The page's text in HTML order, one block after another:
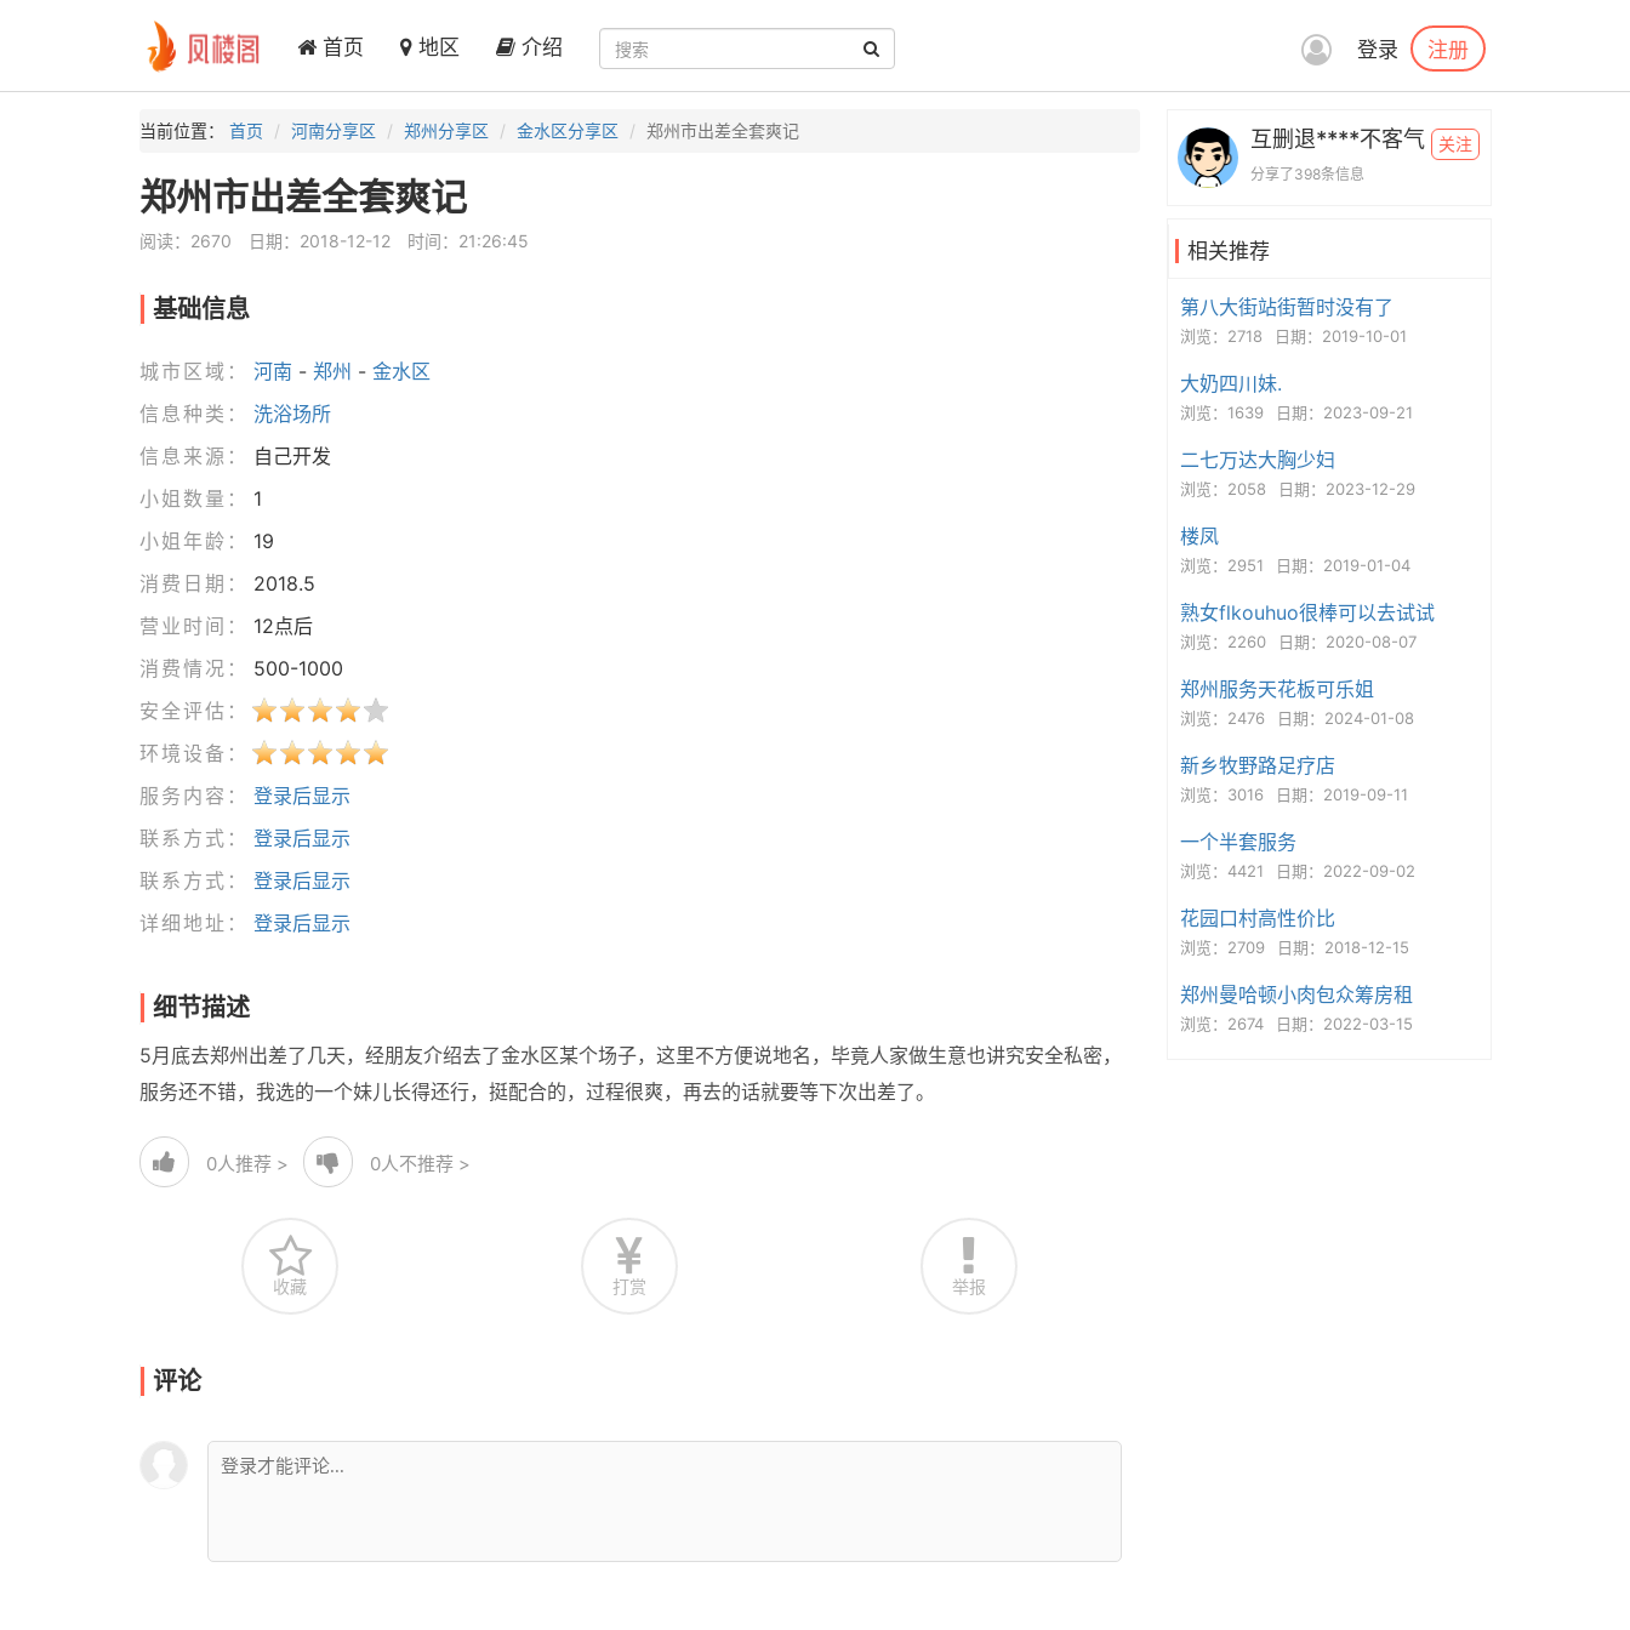
首页 地区 介绍 登录 注册
当前位置： 首页 河南分享区 郑州分享区 金水区分享区 郑州市出差全套爽记
郑州市出差全套爽记
阅读：2670 日期：2018-12-12 时间：21:26:45
基础信息
城市区域： 河南 - 郑州 - 金水区
信息种类：
洗浴场所
信息来源：
自己开发
小姐数量：
1
小姐年龄：
19
消费日期：
2018.5
营业时间：
12点后
消费情况：
500-1000
安全评估：
环境设备：
服务内容：
登录后显示
联系方式：
登录后显示
联系方式：
登录后显示
详细地址：
登录后显示
细节描述
5月底去郑州出差了几天，经朋友介绍去了金水区某个场子，这里不方便说地名，毕竟人家做生意也讲究安全私密，
服务还不错，我选的一个妹儿长得还行，挺配合的，过程很爽，再去的话就要等下次出差了。
0人推荐 > 0人不推荐 >
收藏 打赏 举报
评论
互删退****不客气
分享了398条信息
关注
相关推荐
第八大街站街暂时没有了
浏览：2718 日期：2019-10-01
大奶四川妹.
浏览：1639 日期：2023-09-21
二七万达大胸少妇
浏览：2058 日期：2023-12-29
楼凤
浏览：2951 日期：2019-01-04
熟女flkouhuo很棒可以去试试
浏览：2260 日期：2020-08-07
郑州服务天花板可乐姐
浏览：2476 日期：2024-01-08
新乡牧野路足疗店
浏览：3016 日期：2019-09-11
一个半套服务
浏览：4421 日期：2022-09-02
花园口村高性价比
浏览：2709 日期：2018-12-15
郑州曼哈顿小肉包众筹房租
浏览：2674 日期：2022-03-15